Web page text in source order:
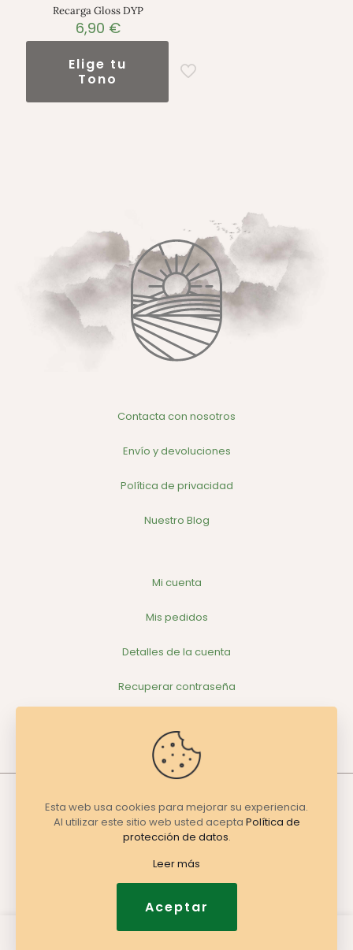
Recarga Gloss DYP
6,90 €
Elige tu
Tono
Contacta con nosotros
Envío y devoluciones
Política de privacidad
Nuestro Blog
Mi cuenta
Mis pedidos
Detalles de la cuenta
Recuperar contraseña
© 2026 Organic valley | All Rights Reserved |
0
Esta web usa cookies para mejorar su experiencia.
Al utilizar este sitio web usted acepta Política de
protección de datos.
Leer más
Aceptar